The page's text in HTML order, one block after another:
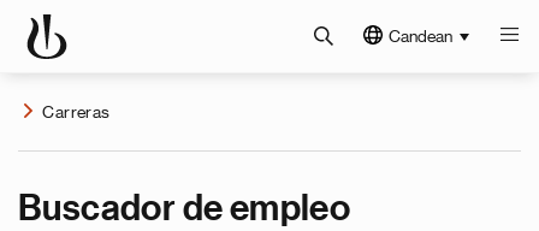
Candean
Carreras
Buscador de empleo